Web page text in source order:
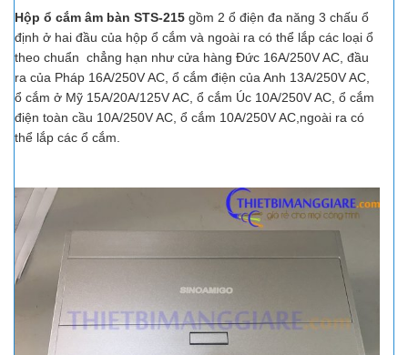
Hộp ổ cắm âm bàn STS-215 gồm 2 ổ điện đa năng 3 chấu ổ
định ở hai đầu của hộp ổ cắm và ngoài ra có thể lắp các loại ổ
theo chuẩn chẳng hạn như cửa hàng Đức 16A/250V AC, đầu
ra của Pháp 16A/250V AC, ổ cắm điện của Anh 13A/250V AC,
ổ cắm ở Mỹ 15A/20A/125V AC, ổ cắm Úc 10A/250V AC, ổ cắm
điện toàn cầu 10A/250V AC, ổ cắm 10A/250V AC,ngoài ra có
thể lắp các ổ cắm.